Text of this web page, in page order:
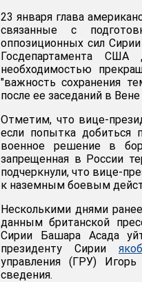
23 января глава
связанные с
оппозиционных сил
Госдепартамента
необходимостью
"важность сохранения
после ее заседаний в
Отметим, что вице-
если попытка добиться
военное решение в
запрещенная в России
подчеркнули, что вице-
к наземным боевым
Несколькими днями
данным британской
Сирии Башара Асада
президенту Сирии
управления (ГРУ)
сведения.